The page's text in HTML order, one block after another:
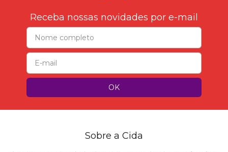
Receba nossas novidades por e-mail
Sobre a Cida